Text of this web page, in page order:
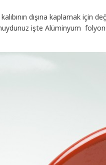
dışına kaplamak için
işte Alüminyum